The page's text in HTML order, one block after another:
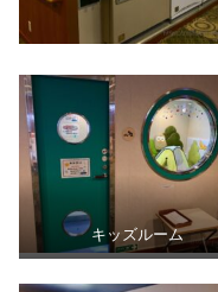
キッズルーム